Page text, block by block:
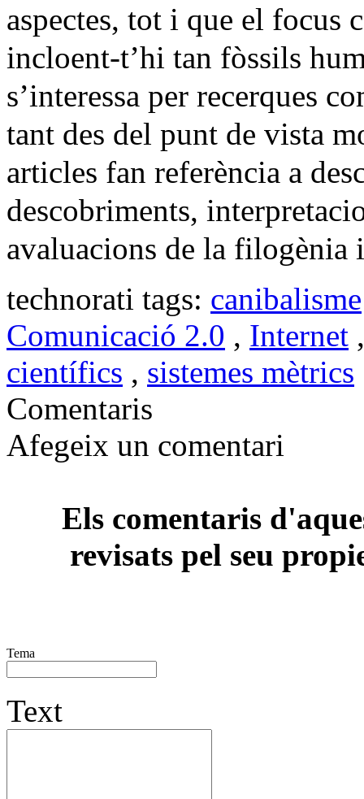
aspectes, tot i que el focus
incloent-t’hi tan fòssils
s’interessa per recerques
tant des del punt de vista
articles fan referència a
descobriments,
avaluacions de la
technorati tags: canibalisme
Comunicació 2.0 , Internet
científics , sistemes mètrics
Comentaris
Afegeix un comentari
Els comentaris
revisats pel seu
Tema
Text